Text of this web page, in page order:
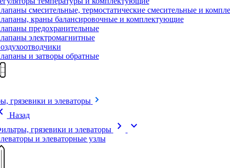
смесительные, термостатические смесительные и
краны балансировочные и комплектующие
предохранительные
электромагнитные
и затворы обратные
грязевики и элеваторы
Назад
грязевики и элеваторы
chevron_right expand_more
и элеваторные узлы